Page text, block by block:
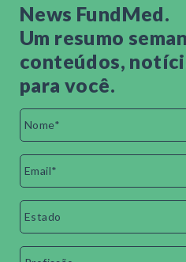
News FundMed.
Um resumo
conteúdos,
para você.